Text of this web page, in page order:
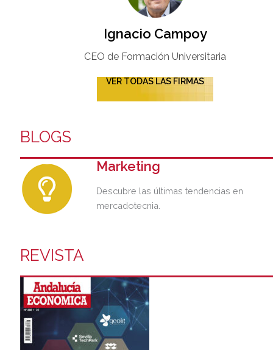
Ignacio Campoy​
CEO de Formación Universitaria​
VER TODAS LAS FIRMAS
BLOGS
Marketing
Descubre las últimas tendencias en
mercadotecnia.
REVISTA